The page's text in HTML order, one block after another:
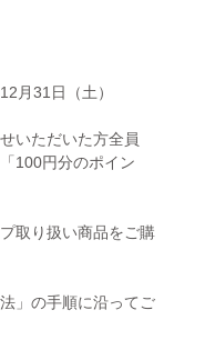
月31日（土）
いただいた方全員
100円分のポイン
取り扱い商品をご購
」の手順に沿ってご